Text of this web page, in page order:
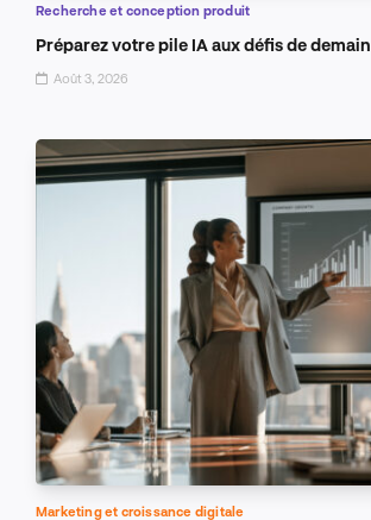
Recherche et conception produit
Préparez votre pile IA aux défis de demain
Août 3, 2026
Marketing et croissance digitale